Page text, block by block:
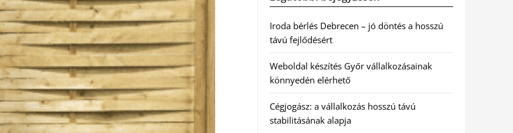
Iroda bérlés Debrecen – jó döntés a hosszú
távú fejlődésért
Weboldal készítés Győr vállalkozásainak
könnyedén elérhető
Cégjogász: a vállalkozás hosszú távú
stabilitásának alapja